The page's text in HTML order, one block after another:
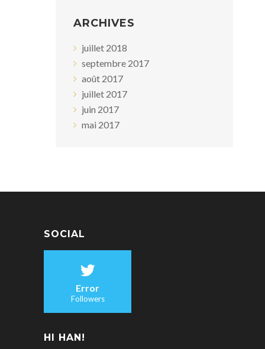
ARCHIVES
juillet 2018
septembre 2017
août 2017
juillet 2017
juin 2017
mai 2017
SOCIAL
Error
Followers
HI HAN!